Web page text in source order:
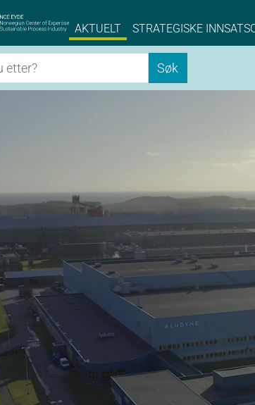
Eyde-Cluster | NCE
AKTUELT STRATEGISKE
Søk